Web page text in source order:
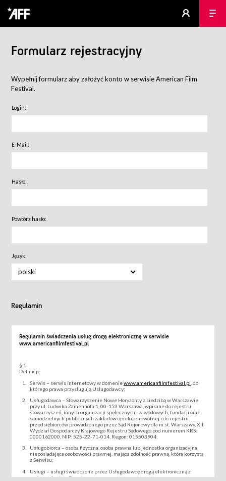
Formularz rejestracyjny
Wypełnij formularz aby założyć konto w serwisie American Film
Festival.
Login:
E-Mail:
Hasło:
Powtórz hasło:
Język:
polski
Regulamin
Regulamin świadczenia usług drogą elektroniczną w serwisie
www.americanfilmfestival.pl
§ 1
Definicje
Serwis – serwis internetowy w domeniewww.americanfilmfestival.pl , do
którego prawa przysługują Usługodawcy;
Usługodawca – Stowarzyszenie Nowe Horyzonty z siedzibą w Warszawie
przy ul. Ludwika Zamenhofa 1, 00-153 Warszawa, wpisane do rejestru
stowarzyszeń, innych organizacji społecznych i zawodowych, fundacji oraz
samodzielnych publicznych zakładów opieki zdrowotnej i do rejestru
przedsiębiorców prowadzonego przez Sąd Rejonowy dla m.st. Warszawy, XII
Wydział Gospodarczy Krajowego Rejestru Sądowego pod numerem KRS:
0000162000, NIP: 525-22-71-014, Regon: 015503904;
Usługobiorca – osoba fizyczna, osoba prawna lub jednostka organizacyjna
nieposiadająca osobowości prawnej, mająca zdolność prawną, która korzysta
z Serwisu;
Usługi – usługi świadczone przez Usługodawcę drogą elektroniczną z
wykorzystaniem Serwisu;